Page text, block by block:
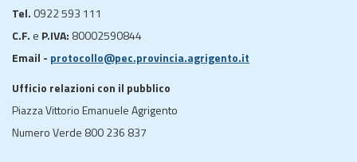
Tel. 0922 593 111
C.F. e P.IVA: 80002590844
Email - protocollo@pec.provincia.agrigento.it
Ufficio relazioni con il pubblico
Piazza Vittorio Emanuele Agrigento
Numero Verde 800 236 837